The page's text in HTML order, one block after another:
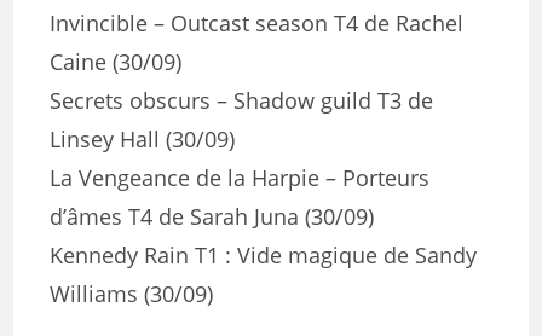
Invincible – Outcast season T4 de Rachel
Caine (30/09)
Secrets obscurs – Shadow guild T3 de
Linsey Hall (30/09)
La Vengeance de la Harpie – Porteurs
d’âmes T4 de Sarah Juna (30/09)
Kennedy Rain T1 : Vide magique de Sandy
Williams (30/09)